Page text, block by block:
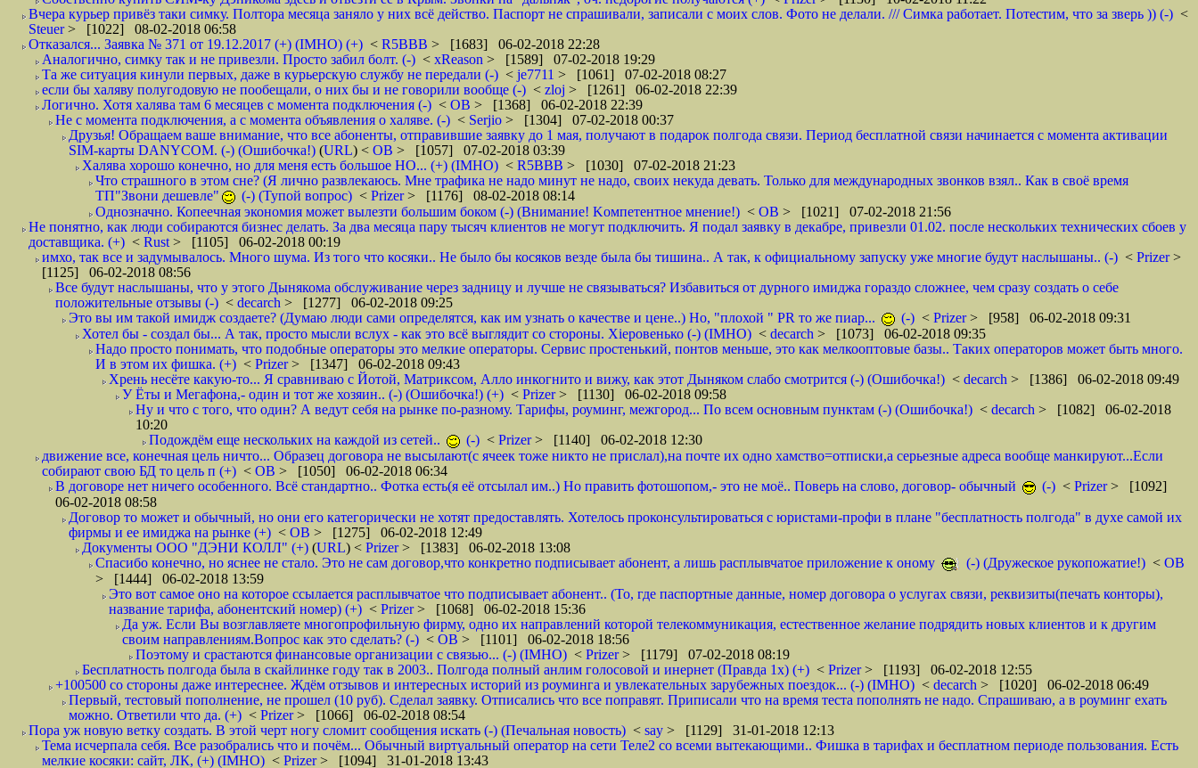
Вчера курьер привёз таки симку. Полтора месяца заняло у них всё действо. Паспорт не спрашивали, записали с моих слов. Фото не делали. /// Симка работает. Потестим, что за зверь )) (-) <
Steuer> [1022] 08-02-2018 06:58
Отказался... Заявка № 371 от 19.12.2017 (+) (IMHO) (+) < R5BBB > [1683] 06-02-2018 22:28
Аналогично, симку так и не привезли. Просто забил болт. (-) < xReason > [1589] 07-02-2018 19:29
Та же ситуация кинули первых, даже в курьерскую службу не передали (-) < je7711 > [1061] 07-02-2018 08:27
если бы халяву полугодовую не пообещали, о них бы и не говорили вообще (-) < zloj > [1261] 06-02-2018 22:39
Логично. Хотя халява там 6 месяцев с момента подключения (-) < ОВ > [1368] 06-02-2018 22:39
Не с момента подключения, а с момента объявления о халяве. (-) < Serjio > [1304] 07-02-2018 00:37
Друзья! Обращаем ваше внимание, что все абоненты, отправившие заявку до 1 мая, получают в подарок полгода связи. Период бесплатной связи начинается с момента активации
SIM-карты DANYCOM. (-) (Ошибочка!) (URL) < ОВ > [1057] 07-02-2018 03:39
Халява хорошо конечно, но для меня есть большое НО... (+) (IMHO) < R5BBB > [1030] 07-02-2018 21:23
Что страшного в этом сне? (Я лично развлекаюсь. Мне трафика не надо минут не надо, своих некуда девать. Только для международных звонков взял.. Как в своё время
ТП"Звони дешевле"
(-) (Тупой вопрос) < Prizer> [1176] 08-02-2018 08:14
Однозначно. Копеечная экономия может вылезти большим боком (-) (Внимание! Kомпетентное мнение!) < ОВ > [1021] 07-02-2018 21:56
Не понятно, как люди собираются бизнес делать. За два месяца пару тысяч клиентов не могут подключить. Я подал заявку в декабре, привезли 01.02. после нескольких технических сбоев у
доставщика. (+) < Rust > [1105] 06-02-2018 00:19
имхо, так все и задумывалось. Много шума. Из того что косяки.. Не было бы косяков везде была бы тишина.. А так, к официальному запуску уже многие будут наслышаны.. (-) < Prizer>
[1125] 06-02-2018 08:56
Все будут наслышаны, что у этого Дынякома обслуживание через задницу и лучше не связываться? Избавиться от дурного имиджа гораздо сложнее, чем сразу создать о себе
положительные отзывы (-) < decarch > [1277] 06-02-2018 09:25
Это вы им такой имидж создаете? (Думаю люди сами определятся, как им узнать о качестве и цене..) Но, "плохой " PR то же пиар...
(-) < Prizer> [958] 06-02-2018 09:31
Хотел бы - создал бы... А так, просто мысли вслух - как это всё выглядит со стороны. Хieровенько (-) (IMHO) < decarch > [1073] 06-02-2018 09:35
Надо просто понимать, что подобные операторы это мелкие операторы. Сервис простенький, понтов меньше, это как мелкооптовые базы.. Таких операторов может быть много.
И в этом их фишка. (+) < Prizer> [1347] 06-02-2018 09:43
Хрень несёте какую-то... Я сравниваю с Йотой, Матриксом, Алло инкогнито и вижу, как этот Дыняком слабо смотрится (-) (Ошибочка!) < decarch > [1386] 06-02-2018 09:49
У Ёты и Мегафона,- один и тот же хозяин.. (-) (Ошибочка!) (+) < Prizer> [1130] 06-02-2018 09:58
Ну и что с того, что один? А ведут себя на рынке по-разному. Тарифы, роуминг, межгород... По всем основным пунктам (-) (Ошибочка!) < decarch > [1082] 06-02-2018
10:20
Подождём еще нескольких на каждой из сетей..
(-) < Prizer> [1140] 06-02-2018 12:30
движение все, конечная цель ничто... Образец договора не высылают(с ячеек тоже никто не прислал),на почте их одно хамство=отписки,а серьезные адреса вообще манкируют...Если
собирают свою БД то цель п (+) < ОВ > [1050] 06-02-2018 06:34
В договоре нет ничего особенного. Всё стандартно.. Фотка есть(я её отсылал им..) Но править фотошопом,- это не моё.. Поверь на слово, договор- обычный
(-) < Prizer> [1092]
06-02-2018 08:58
Договор то может и обычный, но они его категорически не хотят предоставлять. Хотелось проконсультироваться с юристами-профи в плане "бесплатность полгода" в духе самой их
фирмы и ее имиджа на рынке (+) < ОВ > [1275] 06-02-2018 12:49
Документы ООО "ДЭНИ КОЛЛ" (+) (URL) < Prizer> [1383] 06-02-2018 13:08
Спасибо конечно, но яснее не стало. Это не сам договор,что конкретно подписывает абонент, а лишь расплывчатое приложение к оному
(-) (Дружеское рукопожатие!) < ОВ
> [1444] 06-02-2018 13:59
Это вот самое оно на которое ссылается расплывчатое что подписывает абонент.. (То, где паспортные данные, номер договора о услугах связи, реквизиты(печать конторы),
название тарифа, абонентский номер) (+) < Prizer> [1068] 06-02-2018 15:36
Да уж. Если Вы возглавляете многопрофильную фирму, одно их направлений которой телекоммуникация, естественное желание подрядить новых клиентов и к другим
своим направлениям.Вопрос как это сделать? (-) < ОВ > [1101] 06-02-2018 18:56
Поэтому и срастаются финансовые организации с связью... (-) (IMHO) < Prizer> [1179] 07-02-2018 08:19
Бесплатность полгода была в скайлинке году так в 2003.. Полгода полный анлим голосовой и инернет (Правда 1х) (+) < Prizer> [1193] 06-02-2018 12:55
+100500 со стороны даже интереснее. Ждём отзывов и интересных историй из роуминга и увлекательных зарубежных поездок... (-) (IMHO) < decarch > [1020] 06-02-2018 06:49
Первый, тестовый пополнение, не прошел (10 руб). Сделал заявку. Отписались что все поправят. Приписали что на время теста пополнять не надо. Спрашиваю, а в роуминг ехать
можно. Ответили что да. (+) < Prizer> [1066] 06-02-2018 08:54
Пора уж новую ветку создать. В этой черт ногу сломит сообщения искать (-) (Печальная новость) < say > [1129] 31-01-2018 12:13
Тема исчерпала себя. Все разобрались что и почём... Обычный виртуальный оператор на сети Теле2 со всеми вытекающими.. Фишка в тарифах и бесплатном периоде пользования. Есть
мелкие косяки: сайт, ЛК, (+) (IMHO) < Prizer> [1094] 31-01-2018 13:43